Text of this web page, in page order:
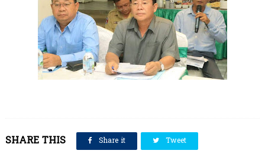
SHARE THIS Share it Tweet